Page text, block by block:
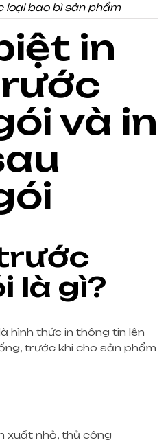
loại bao bì sản phẩm
in
và in
là gì?
hình thức in thông tin lên
trước khi cho sản phẩm
xuất nhỏ, thủ công